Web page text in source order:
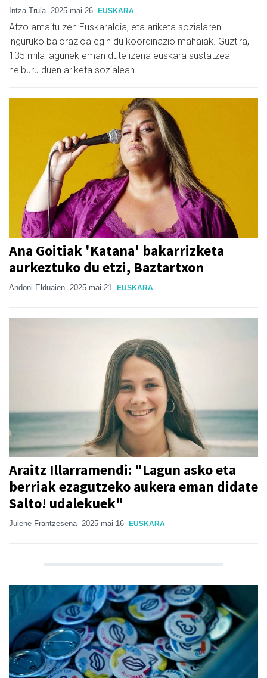
Intza Trula 2025 mai 26 EUSKARA
Atzo amaitu zen Euskaraldia, eta ariketa sozialaren
inguruko balorazioa egin du koordinazio mahaiak. Guztira,
135 mila lagunek eman dute izena euskara sustatzea
helburu duen ariketa sozialean.
Ana Goitiak 'Katana' bakarrizketa
aurkeztuko du etzi, Baztartxon
Andoni Elduaien 2025 mai 21 EUSKARA
Araitz Illarramendi: "Lagun asko eta
berriak ezagutzeko aukera eman didate
Salto! udalekuek"
Julene Frantzesena 2025 mai 16 EUSKARA